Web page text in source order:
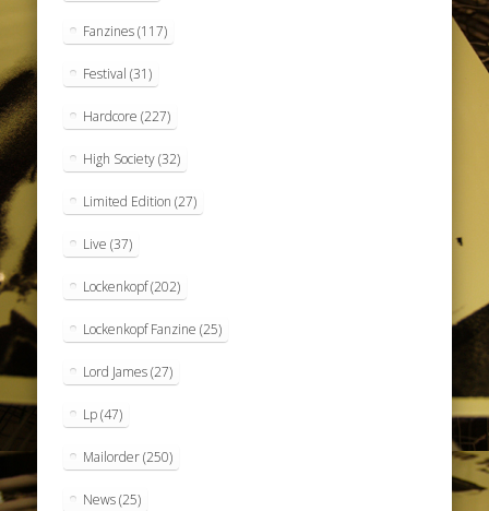
Fanzines(117)
Festival (31)
Hardcore (227)
High Society(32)
Limited Edition (27)
Live (37)
Lockenkopf(202)
Lockenkopf Fanzine (25)
Lord James(27)
Lp(47)
Mailorder(250)
News(25)